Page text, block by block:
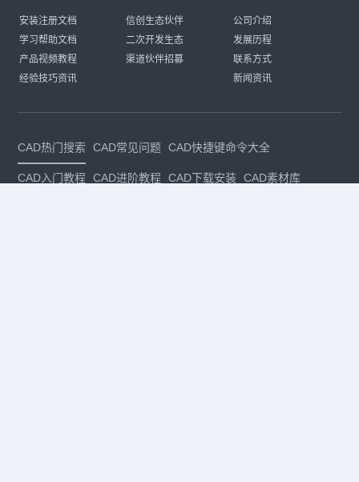
安装注册文档
学习帮助文档
产品视频教程
经验技巧资讯
信创生态伙伴
二次开发生态
渠道伙伴招募
公司介绍
发展历程
联系方式
新闻资讯
CAD热门搜索 CAD常见问题 CAD快捷键命令大全
CAD入门教程 CAD进阶教程 CAD下载安装 CAD素材库